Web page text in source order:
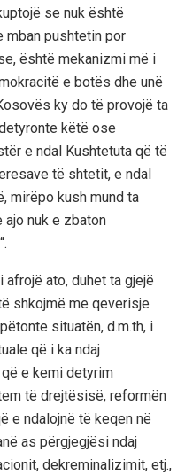
se nuk është
mban pushtetin por
është mekanizmi më i
e botës dhe unë
ky do të provojë ta
këtë ose
e ndal Kushtetuta që të
të shtetit, e ndal
mirëpo kush mund ta
nuk e zbaton
afrojë ato, duhet ta gjejë
shkojmë me qeverisje
situatën, d.m.th, i
që i ka ndaj
e kemi detyrim
të drejtësisë, reformën
e ndalojnë të keqen në
as përgjegjësi ndaj
dekreminalizimit, etj.,